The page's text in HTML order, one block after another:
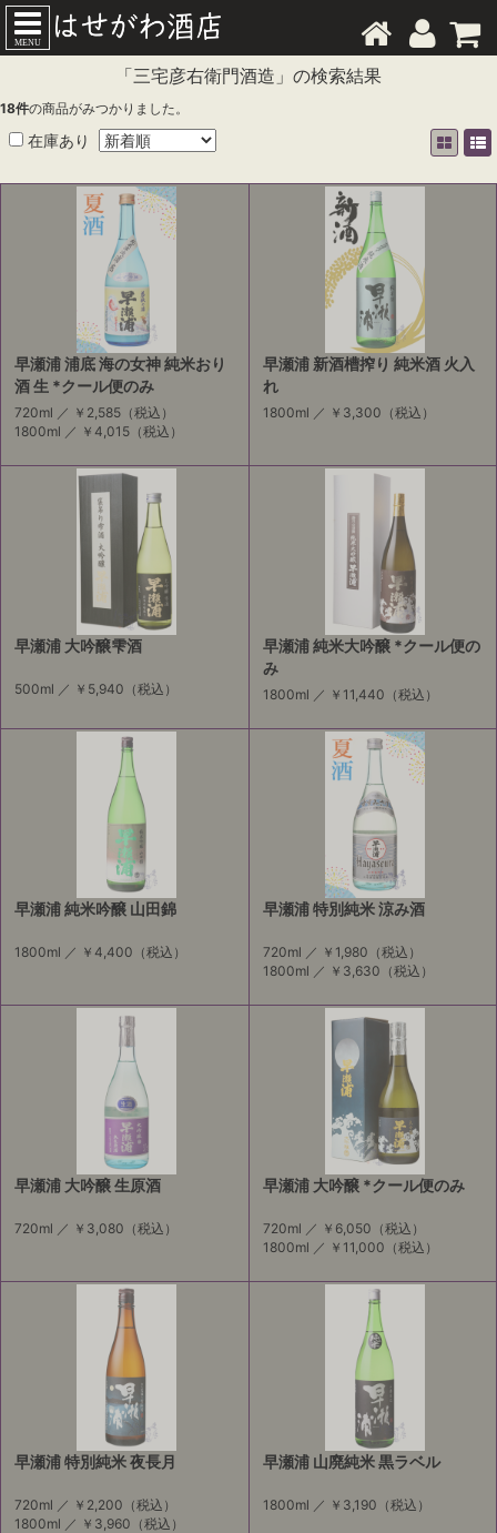
MENU
「三宅彦右衛門酒造」の検索結果
18件の商品がみつかりました。
在庫あり
早瀬浦 浦底 海の女神 純米おり
酒 生 *クール便のみ
720ml ／ ￥2,585 （税込）
1800ml ／ ￥4,015 （税込）
早瀬浦 新酒槽搾り 純米酒 火入
れ
1800ml ／ ￥3,300 （税込）
早瀬浦 大吟醸雫酒
500ml ／ ￥5,940 （税込）
早瀬浦 純米大吟醸 *クール便の
み
1800ml ／ ￥11,440 （税込）
早瀬浦 純米吟醸 山田錦
1800ml ／ ￥4,400 （税込）
早瀬浦 特別純米 涼み酒
720ml ／ ￥1,980 （税込）
1800ml ／ ￥3,630 （税込）
早瀬浦 大吟醸 生原酒
720ml ／ ￥3,080 （税込）
早瀬浦 大吟醸 *クール便のみ
720ml ／ ￥6,050 （税込）
1800ml ／ ￥11,000 （税込）
早瀬浦 特別純米 夜長月
720ml ／ ￥2,200 （税込）
1800ml ／ ￥3,960 （税込）
早瀬浦 山廃純米 黒ラベル
1800ml ／ ￥3,190 （税込）